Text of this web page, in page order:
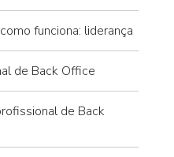
funciona: liderança
de Back Office
de Back